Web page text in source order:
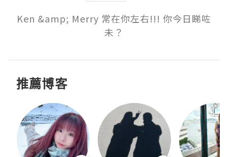
Ken &amp; Merry 常在你左右!!! 你今日睇咗
未？
推薦博客